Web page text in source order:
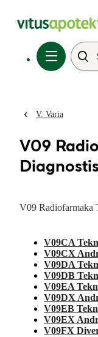
V. Varia
V09
V09 Radiofarmaka
V09CA
V09CX
V09DA
V09DB
V09EA
V09DX
V09EB
V09EX
V09FX